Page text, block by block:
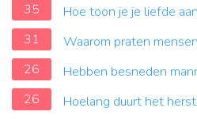
35
Hoe toon je je liefde
31
Waarom praten
26
Hebben besneden
26
Hoelang duurt het